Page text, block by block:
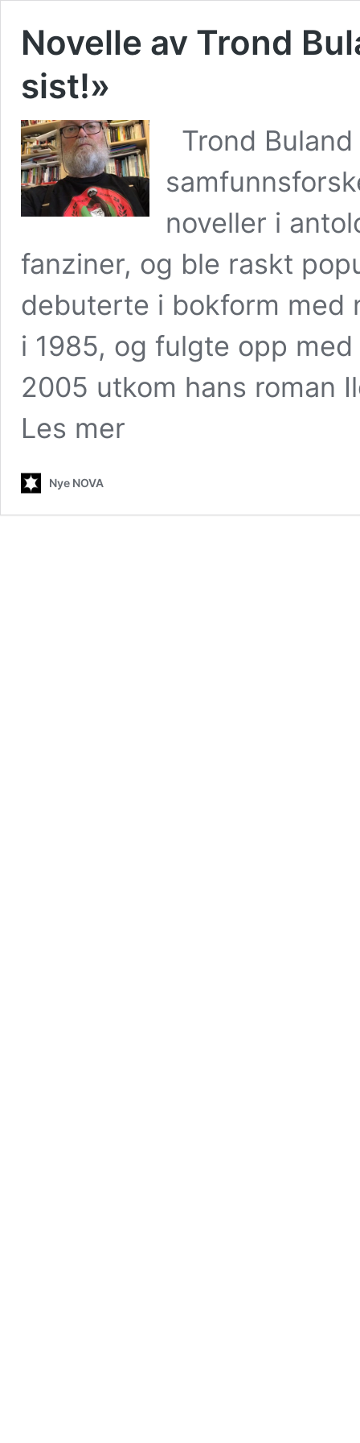
Novelle av Trond
sist!»
Trond
noveller i
fanziner, og ble raskt
debuterte i bokform med
i 1985, og fulgte opp
2005 utkom hans roman
Les mer
Nye NOVA